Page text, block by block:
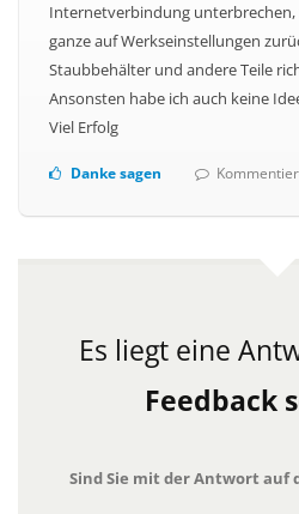
Internetverbindung unterbrechen,
ganze auf Werkseinstellungen
Staubbehälter und andere Teile
Ansonsten habe ich auch keine
Viel Erfolg
Danke sagen
Es liegt eine
Feedback
Sind Sie mit der Antwort auf